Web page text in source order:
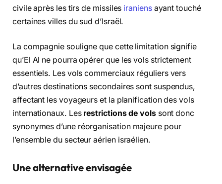
civile après les tirs de missiles iraniensayant touché
certaines villes du sud d’Israël.
La compagnie souligne que cette limitation signifie
qu’El Al ne pourra opérer que les vols strictement
essentiels. Les vols commerciaux réguliers vers
d’autres destinations secondaires sont suspendus,
affectant les voyageurs et la planification des vols
internationaux. Les restrictions de volssont donc
synonymes d’une réorganisation majeure pour
l’ensemble du secteur aérien israélien.
Une alternative envisagée